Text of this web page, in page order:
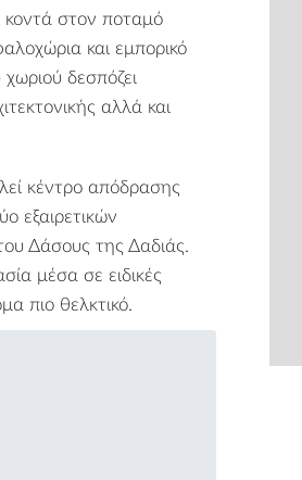
στον ποταμό
και εμπορικό
δεσπόζει
αλλά και
κέντρο απόδρασης
εξαιρετικών
Δάσους της Δαδιάς.
μέσα σε ειδικές
πιο θελκτικό.